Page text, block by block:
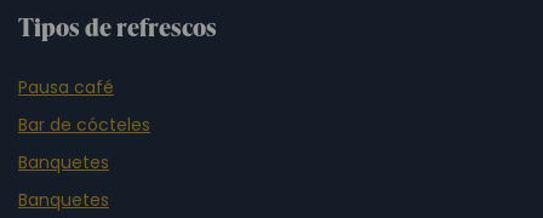
Tipos de refrescos
Pausa café
Bar de cócteles
Banquetes
Banquetes